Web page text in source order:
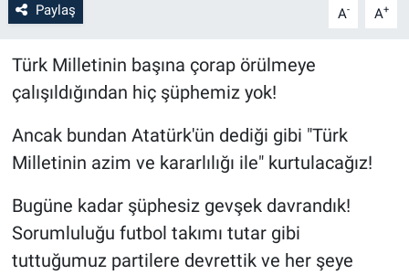
Paylaş A- A+
Türk Milletinin başına çorap örülmeye
çalışıldığından hiç şüphemiz yok!
Ancak bundan Atatürk'ün dediği gibi "Türk
Milletinin azim ve kararlılığı ile" kurtulacağız!
Bugüne kadar şüphesiz gevşek davrandık!
Sorumluluğu futbol takımı tutar gibi
tuttuğumuz partilere devrettik ve her şeye